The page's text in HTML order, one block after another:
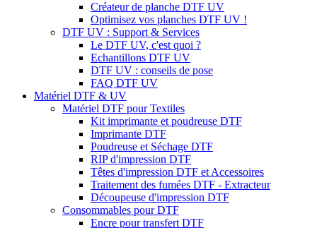
Créateur de planche DTF UV
Optimisez vos planches DTF UV !
DTF UV : Support & Services
Le DTF UV, c'est quoi ?
Echantillons DTF UV
DTF UV : conseils de pose
FAQ DTF UV
Matériel DTF & UV
Matériel DTF pour Textiles
Kit imprimante et poudreuse DTF
Imprimante DTF
Poudreuse et Séchage DTF
RIP d'impression DTF
Têtes d'impression DTF et Accessoires
Traitement des fumées DTF - Extracteur
Découpeuse d'impression DTF
Consommables pour DTF
Encre pour transfert DTF